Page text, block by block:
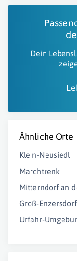
Dein
Ähnliche Orte
Klein-Neusiedl
Marchtrenk
Mitterndorf an
Groß-Enzersdorf
Urfahr-